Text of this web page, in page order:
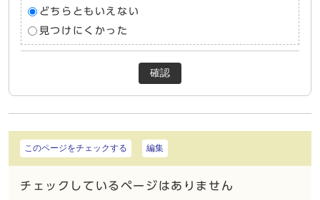
どちらともいえない
見つけにくかった
確認
このページをチェックする 編集
チェックしているページはありません